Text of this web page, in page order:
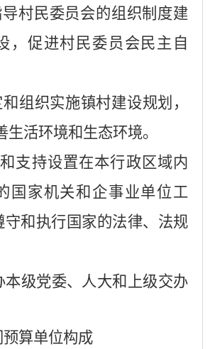
村民委员会的组织制度建
，促进村民委员会民主自
组织实施镇村建设规划，
生活环境和生态环境。
支持设置在本行政区域内
国家机关和企事业单位工
守和执行国家的法律、法规
本级党委、人大和上级交办
算单位构成